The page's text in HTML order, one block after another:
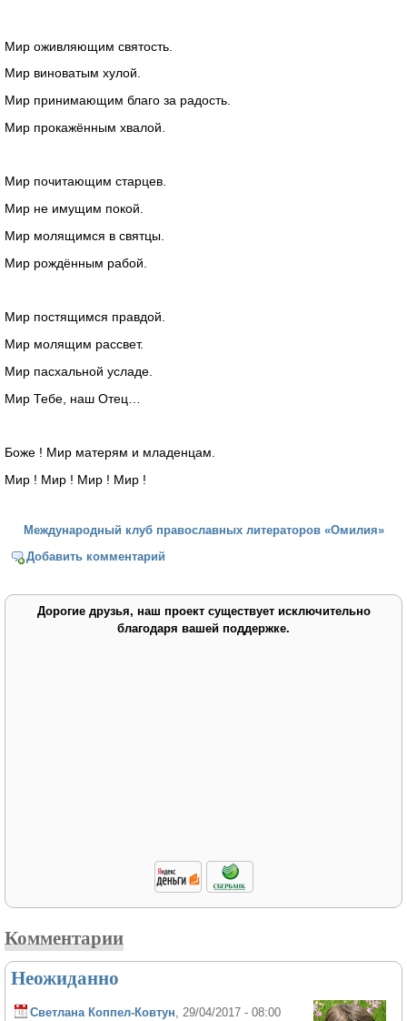
Мир оживляющим святость.
Мир виноватым хулой.
Мир принимающим благо за радость.
Мир прокажённым хвалой.
Мир почитающим старцев.
Мир не имущим покой.
Мир молящимся в святцы.
Мир рождённым рабой.
Мир постящимся правдой.
Мир молящим рассвет.
Мир пасхальной усладе.
Мир Тебе, наш Отец…
Боже ! Мир матерям и младенцам.
Мир ! Мир ! Мир ! Мир !
Международный клуб православных литераторов «Омилия»
Добавить комментарий
Дорогие друзья, наш проект существует исключительно
благодаря вашей поддержке.
Комментарии
Неожиданно
Светлана Коппел-Ковтун , 29/04/2017 - 08:00